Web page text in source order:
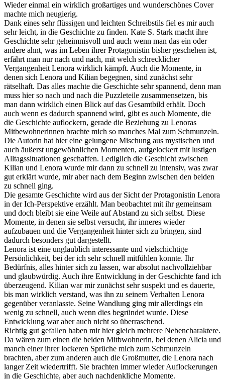
Wieder einmal ein wirklich großartiges und wunderschönes Cover
machte mich neugierig.
Dank eines sehr flüssigen und leichten Schreibstils fiel es mir auch
sehr leicht, in die Geschichte zu finden. Kate S. Stark macht ihre
Geschichte sehr geheimnisvoll und auch wenn man das ein oder
andere ahnt, was im Leben ihrer Protagonistin bisher geschehen ist,
erfährt man nur nach und nach, mit welch schrecklicher
Vergangenheit Lenora wirklich kämpft. Auch die Momente, in
denen sich Lenora und Kilian begegnen, sind zunächst sehr
rätselhaft. Das alles machte die Geschichte sehr spannend, denn man
muss hier so nach und nach die Puzzleteile zusammensetzen, bis
man dann wirklich einen Blick auf das Gesamtbild erhält. Doch
auch wenn es dadurch spannend wird, gibt es auch Momente, die
die Geschichte auflockern, gerade die Beziehung zu Lenoras
Mitbewohnerinnen brachte mich so manches Mal zum Schmunzeln.
Die Autorin hat hier eine gelungene Mischung aus mystischen und
auch äußerst ungewöhnlichen Momenten, aufgelockert mit lustigen
Alltagssituationen geschaffen. Lediglich die Geschicht zwischen
Kilian und Lenora wurde mir dann zu schnell zu intensiv, was zwar
gut erklärt wurde, mir aber nach dem Beginn zwischen den beiden
zu schnell ging.
Die gesamte Geschichte wird aus der Sicht der Protagonistin Lenora
in der Ich-Perspektive erzählt. Man beobachtet mit ihr gemeinsam
und doch bleibt sie eine Weile auf Abstand zu sich selbst. Diese
Momente, in denen sie selbst versucht, ihr inneres wieder
aufzubauen und die Vergangenheit hinter sich zu bringen, sind
dadurch besonders gut dargestellt.
Lenora ist eine unglaublich interessante und vielschichtige
Persönlichkeit, bei der ich sehr schnell mitfühlen konnte. Ihr
Bedürfnis, alles hinter sich zu lassen, war absolut nachvollziehbar
und glaubwürdig. Auch ihre Entwicklung in der Geschichte fand ich
überzeugend. Kilian war mir zunächst sehr suspekt und es dauerte,
bis man wirklich verstand, was ihn zu seinem Verhalten Lenora
gegenüber veranlasste. Seine Wandlung ging mir allerdings ein
wenig zu schnell, auch wenn dies begründet wurde. Diese
Entwicklung war aber auch nicht so überraschend.
Richtig gut gefallen haben mir hier gleich mehrere Nebencharaktere.
Da wären zum einen die beiden Mitbwohnerin, bei denen Alicia und
manch einer ihrer lockeren Sprüche mich zum Schmunzeln
brachten, aber zum anderen auch die Großmutter, die Lenora nach
langer Zeit wiedertrifft. Sie brachten immer wieder Auflockerungen
in die Geschichte, aber auch nachdenkliche Momente.